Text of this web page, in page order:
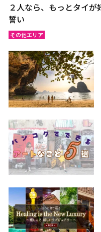
２人なら、もっとタイ
誓い
その他エリア